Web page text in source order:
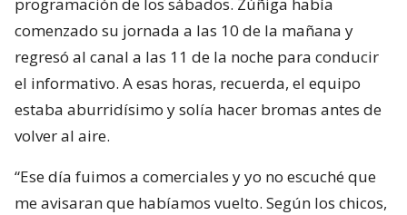
programación de los sábados. Zúñiga había
comenzado su jornada a las 10 de la mañana y
regresó al canal a las 11 de la noche para conducir
el informativo. A esas horas, recuerda, el equipo
estaba aburridísimo y solía hacer bromas antes de
volver al aire.
“Ese día fuimos a comerciales y yo no escuché que
me avisaran que habíamos vuelto. Según los chicos,